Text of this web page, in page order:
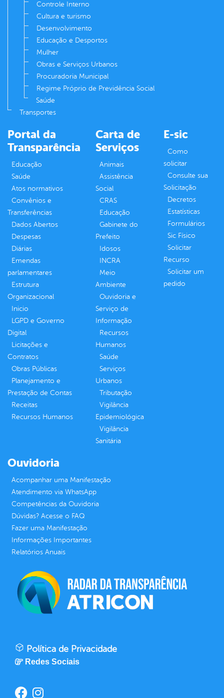
Controle Interno
Cultura e turismo
Desenvolvimento
Educação e Desportos
Mulher
Obras e Serviços Urbanos
Procuradoria Municipal
Regime Próprio de Previdência Social
Saúde
Transportes
Portal da
Transparência
Educação
Saúde
Atos normativos
Convênios e
Transferências
Dados Abertos
Despesas
Diárias
Emendas
parlamentares
Estrutura
Organizacional
Inicio
LGPD e Governo
Digital
Licitações e
Contratos
Obras Públicas
Planejamento e
Prestação de Contas
Receitas
Recursos Humanos
Carta de
Serviços
Animais
Assistência
Social
CRAS
Educação
Gabinete do
Prefeito
Idosos
INCRA
Meio
Ambiente
Ouvidoria e
Serviço de
Informação
Recursos
Humanos
Saúde
Serviços
Urbanos
Tributação
Vigilância
Epidemiológica
Vigilância
Sanitária
E-sic
Como
solicitar
Consulte sua
Solicitação
Decretos
Estatísticas
Formulários
Sic Físico
Solicitar
Recurso
Solicitar um
pedido
Ouvidoria
Acompanhar uma Manifestação
Atendimento via WhatsApp
Competências da Ouvidoria
Dúvidas? Acesse o FAQ
Fazer uma Manifestação
Informações Importantes
Relatórios Anuais
Política de Privacidade
Redes Sociais